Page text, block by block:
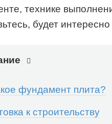
технике
будет
фундамент плита?
к строительству